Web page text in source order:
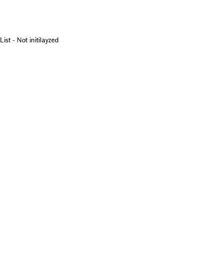
List - Not initilayzed